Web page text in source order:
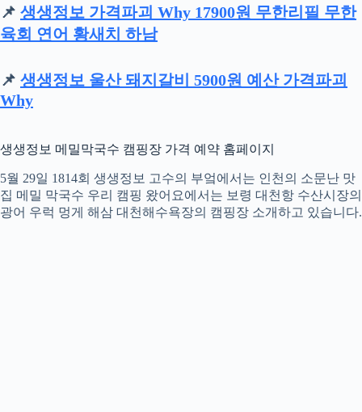
📌 생생정보 가격파괴 Why 17900원 무한리필 무한
육회 연어 황새치 하남
📌 생생정보 울산 돼지갈비 5900원 예산 가격파괴
Why
생생정보 메밀막국수 캠핑장 가격 예약 홈페이지
5월 29일 1814회 생생정보 고수의 부엌에서는 인천의 소문난 맛
집 메밀 막국수 우리 캠핑 왔어요에서는 보령 대천항 수산시장의
광어 우럭 멍게 해삼 대천해수욕장의 캠핑장 소개하고 있습니다.